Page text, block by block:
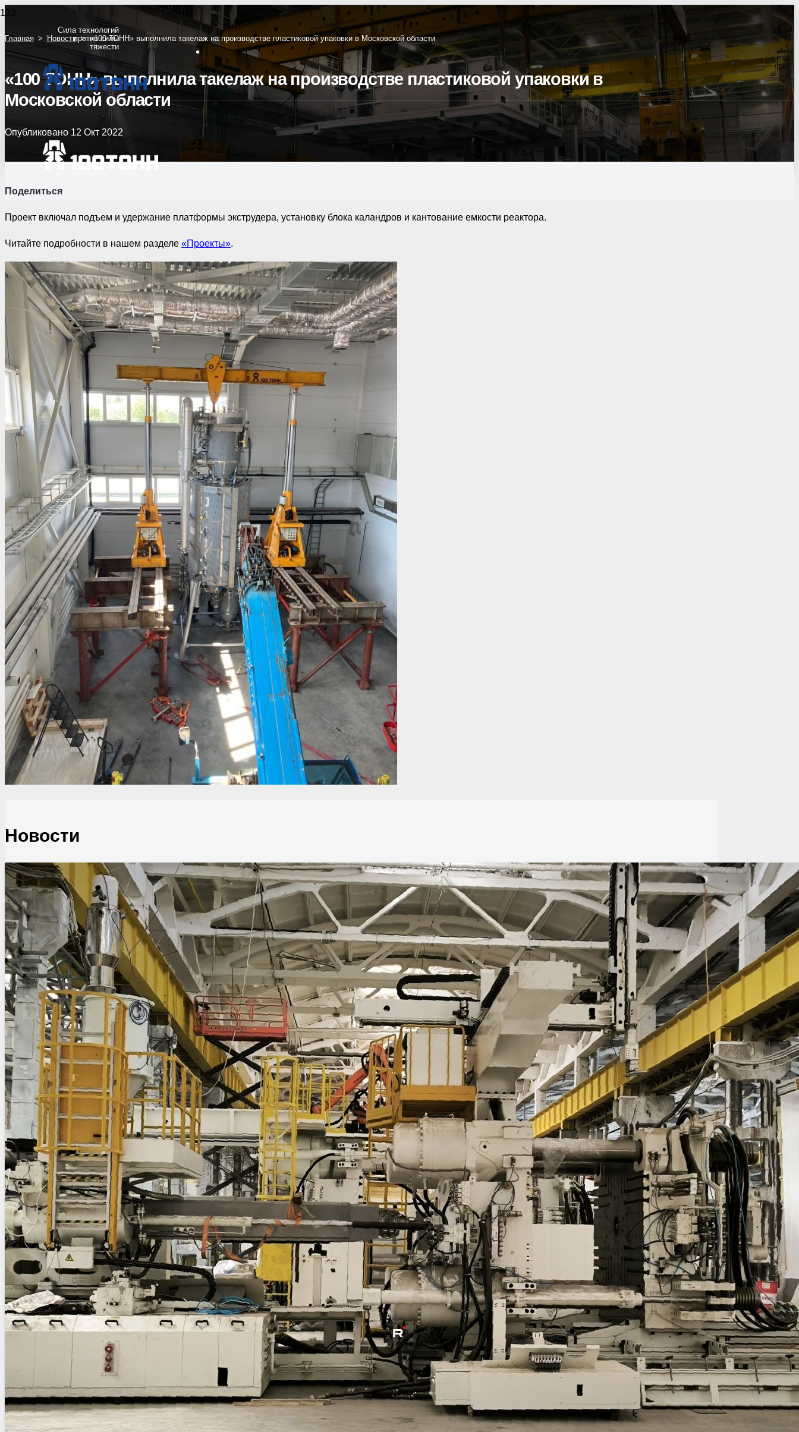
Сила технологий
против силы
тяжести
Главная > Новости > «100 ТОНН» выполнила такелаж на производстве пластиковой упаковки в Московской области
«100 ТОНН» выполнила такелаж на производстве пластиковой упаковки в
Московской области
Опубликовано 12 Окт 2022
Поделиться
Проект включал подъем и удержание платформы экструдера, установку блока каландров и кантование емкости реактора.
Читайте подробности в нашем разделе «Проекты».
Новости